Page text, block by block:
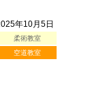
年10月5日
柔術教室
空道教室